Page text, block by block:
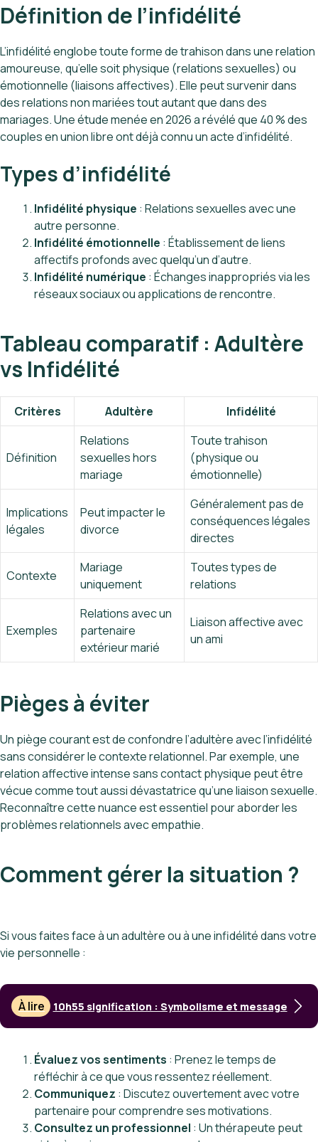
Définition de l’infidélité
L’infidélité englobe toute forme de trahison dans une relation
amoureuse, qu’elle soit physique (relations sexuelles) ou
émotionnelle (liaisons affectives). Elle peut survenir dans
des relations non mariées tout autant que dans des
mariages. Une étude menée en 2026 a révélé que 40 % des
couples en union libre ont déjà connu un acte d’infidélité.
Types d’infidélité
Infidélité physique : Relations sexuelles avec une
autre personne.
Infidélité émotionnelle : Établissement de liens
affectifs profonds avec quelqu’un d’autre.
Infidélité numérique : Échanges inappropriés via les
réseaux sociaux ou applications de rencontre.
Tableau comparatif : Adultère
vs Infidélité
Critères Adultère Infidélité
Définition
Relations
sexuelles hors
mariage
Toute trahison
(physique ou
émotionnelle)
Implications
légales
Peut impacter le
divorce
Généralement pas de
conséquences légales
directes
Contexte
Mariage
uniquement
Toutes types de
relations
Exemples
Relations avec un
partenaire
extérieur marié
Liaison affective avec
un ami
Pièges à éviter
Un piège courant est de confondre l’adultère avec l’infidélité
sans considérer le contexte relationnel. Par exemple, une
relation affective intense sans contact physique peut être
vécue comme tout aussi dévastatrice qu’une liaison sexuelle.
Reconnaître cette nuance est essentiel pour aborder les
problèmes relationnels avec empathie.
Comment gérer la situation ?
Si vous faites face à un adultère ou à une infidélité dans votre
vie personnelle :
À lire 10h55 signification : Symbolisme et message
Évaluez vos sentiments : Prenez le temps de
réfléchir à ce que vous ressentez réellement.
Communiquez : Discutez ouvertement avec votre
partenaire pour comprendre ses motivations.
Consultez un professionnel : Un thérapeute peut